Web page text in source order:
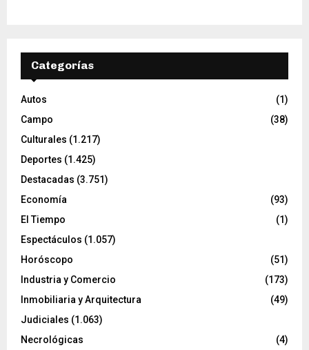
Categorías
Autos
(1)
Campo
(38)
Culturales (1.217)
Deportes (1.425)
Destacadas (3.751)
Economía
(93)
El Tiempo
(1)
Espectáculos (1.057)
Horóscopo
(51)
Industria y Comercio
(173)
Inmobiliaria y Arquitectura
(49)
Judiciales (1.063)
Necrológicas
(4)